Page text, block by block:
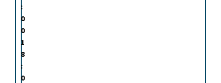
:
0
0
1
8
:
0